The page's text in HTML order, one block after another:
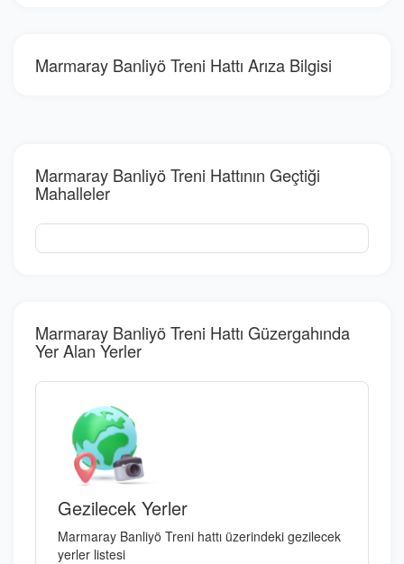
Marmaray Banliyö Treni Hattı Arıza Bilgisi
Marmaray Banliyö Treni Hattının Geçtiği
Mahalleler
Marmaray Banliyö Treni Hattı Güzergahında
Yer Alan Yerler
Gezilecek Yerler
Marmaray Banliyö Treni hattı üzerindeki gezilecek
yerler listesi